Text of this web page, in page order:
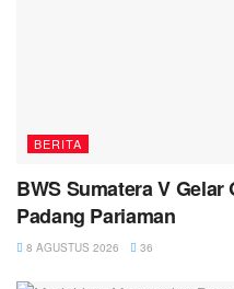
BERITA
BWS Sumatera V
Padang Pariaman
8 AGUSTUS 2026 36